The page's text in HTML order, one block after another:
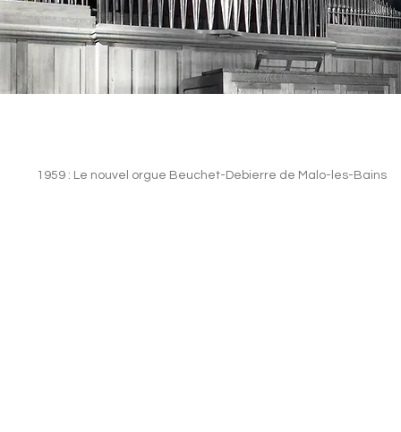
1959 : Le nouvel orgue Beuchet-Debierre de Malo-les-Bains